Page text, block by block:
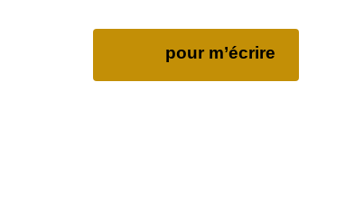
pour m’écrire